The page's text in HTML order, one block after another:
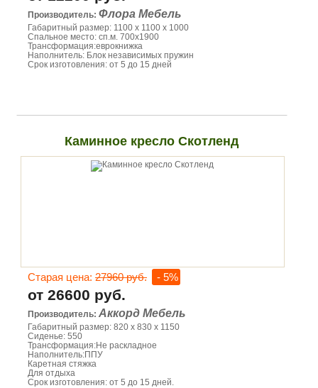
Производитель: Флора Мебель
Габаритный размер: 1100 х 1100 х 1000
Спальное место: сп.м. 700х1900
Трансформация:еврокнижка
Наполнитель: Блок независимых пружин
Срок изготовления: от 5 до 15 дней
Каминное кресло Скотленд
Старая цена: 27960 руб. - 5%
от 26600 руб.
Производитель: Аккорд Мебель
Габаритный размер: 820 х 830 х 1150
Сиденье: 550
Трансформация:Не раскладное
Наполнитель:ППУ
Каретная стяжка
Для отдыха
Срок изготовления: от 5 до 15 дней.